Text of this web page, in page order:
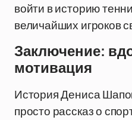
войти в историю
величайших игроков
Заключение:
мотивация
История Дениса
просто рассказ о